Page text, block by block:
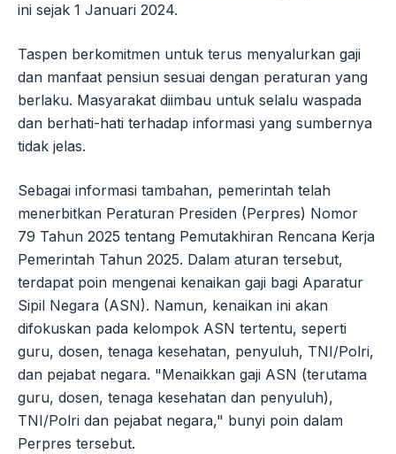
ini sejak 1 Januari 2024.
Taspen berkomitmen untuk terus menyalurkan gaji
dan manfaat pensiun sesuai dengan peraturan yang
berlaku. Masyarakat diimbau untuk selalu waspada
dan berhati-hati terhadap informasi yang sumbernya
tidak jelas.
Sebagai informasi tambahan, pemerintah telah
menerbitkan Peraturan Presiden (Perpres) Nomor
79 Tahun 2025 tentang Pemutakhiran Rencana Kerja
Pemerintah Tahun 2025. Dalam aturan tersebut,
terdapat poin mengenai kenaikan gaji bagi Aparatur
Sipil Negara (ASN). Namun, kenaikan ini akan
difokuskan pada kelompok ASN tertentu, seperti
guru, dosen, tenaga kesehatan, penyuluh, TNI/Polri,
dan pejabat negara. "Menaikkan gaji ASN (terutama
guru, dosen, tenaga kesehatan dan penyuluh),
TNI/Polri dan pejabat negara," bunyi poin dalam
Perpres tersebut.